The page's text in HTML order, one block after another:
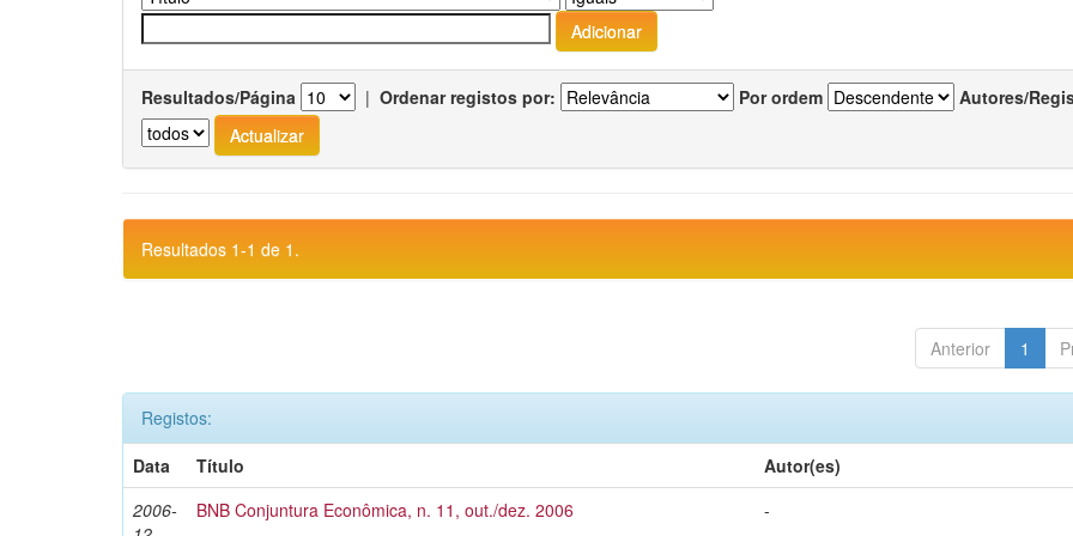
Resultados/Página | Ordenar registos por: Por ordem Autores/
Resultados 1-1 de 1.
Anterior 1
Registos:
Data
Título
Autor(es)
2006-
BNB Conjuntura Econômica, n. 11, out./dez. 2006 -